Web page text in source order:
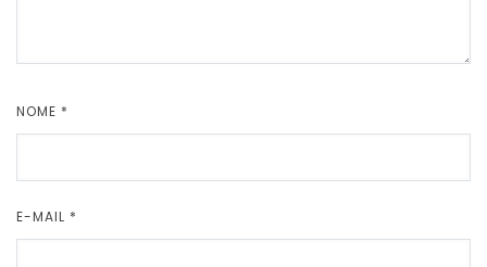
NOME *
E-MAIL *